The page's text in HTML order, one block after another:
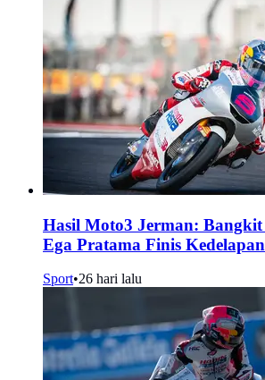
Hasil Moto3 Jerman:
Ega Pratama Finis Kedelapan
Sport•26 hari lalu